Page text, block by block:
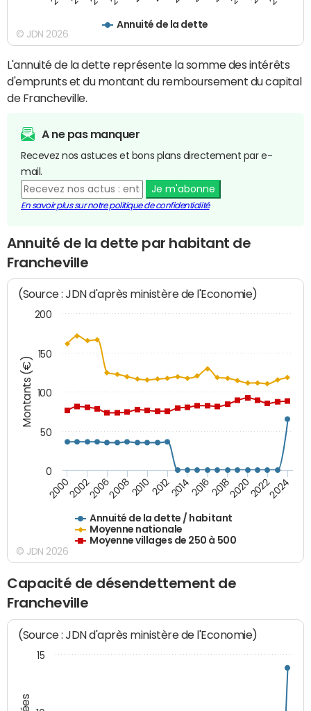
Annuité de la dette
© JDN 2026
L'annuité de la dette représente la somme des intérêts
d'emprunts et du montant du remboursement du capital
de Francheville.
A ne pas manquer
Recevez nos astuces et bons plans directement par e-
mail.
Je m'abonne
En savoir plus sur notre politique de confidentialité
Annuité de la dette par habitant de
Francheville
Montants (€)
(Source : JDN d'après ministère de l'Economie)
Annuité de la dette / habitant
Moyenne nationale
Moyenne villages de 250 à 500
200020022006200820102012201420162018202020222024
0
50
100
150
200
© JDN 2026
Capacité de désendettement de
Francheville
(Source : JDN d'après ministère de l'Economie)
15